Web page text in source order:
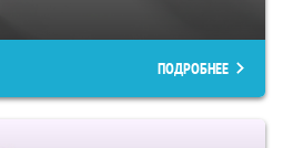
ПОДРОБНЕЕ